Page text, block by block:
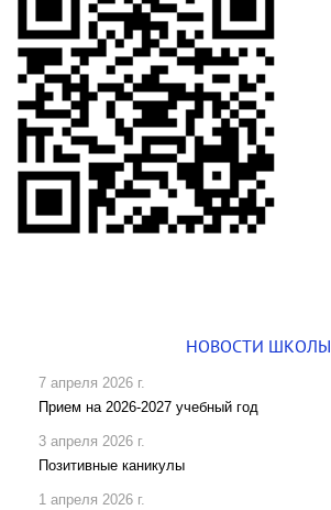
НОВОСТИ ШКОЛЫ
7 апреля 2026 г.
Прием на 2026-2027 учебный год
3 апреля 2026 г.
Позитивные каникулы
1 апреля 2026 г.